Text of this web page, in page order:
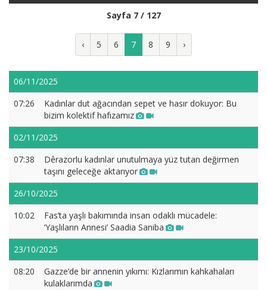
Sayfa 7 / 127
‹ 5 6 7 8 9 ›
06/11/2025
07:26
Kadınlar dut ağacından sepet ve hasır dokuyor: Bu
bizim kolektif hafızamız
02/11/2025
07:38
Dêrazorlu kadınlar unutulmaya yüz tutan değirmen
taşını geleceğe aktarıyor
26/10/2025
10:02
Fas’ta yaşlı bakımında insan odaklı mücadele:
‘Yaşlıların Annesi’ Saadia Saniba
23/10/2025
08:20
Gazze’de bir annenin yıkımı: Kızlarımın kahkahaları
kulaklarımda